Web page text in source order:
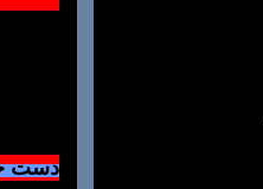
دست